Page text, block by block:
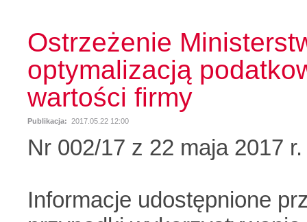
Ostrzeżenie
optymalizacją
wartości firmy
Publikacja: 2017.05.22 12:00
Nr 002/17 z 22 maja 2017 r.
Informacje udostępnione